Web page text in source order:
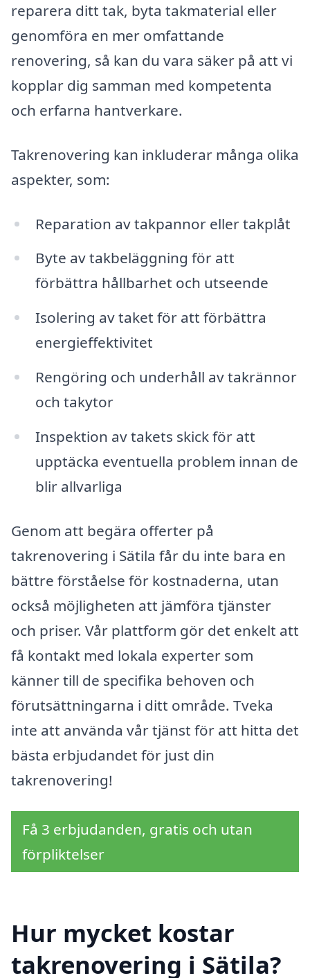
reparera ditt tak, byta takmaterial eller
genomföra en mer omfattande
renovering, så kan du vara säker på att vi
kopplar dig samman med kompetenta
och erfarna hantverkare.
Takrenovering kan inkluderar många olika
aspekter, som:
Reparation av takpannor eller takplåt
Byte av takbeläggning för att
förbättra hållbarhet och utseende
Isolering av taket för att förbättra
energieffektivitet
Rengöring och underhåll av takrännor
och takytor
Inspektion av takets skick för att
upptäcka eventuella problem innan de
blir allvarliga
Genom att begära offerter på
takrenovering i Sätila får du inte bara en
bättre förståelse för kostnaderna, utan
också möjligheten att jämföra tjänster
och priser. Vår plattform gör det enkelt att
få kontakt med lokala experter som
känner till de specifika behoven och
förutsättningarna i ditt område. Tveka
inte att använda vår tjänst för att hitta det
bästa erbjudandet för just din
takrenovering!
Få 3 erbjudanden, gratis och utan
förpliktelser
Hur mycket kostar
takrenovering i Sätila?